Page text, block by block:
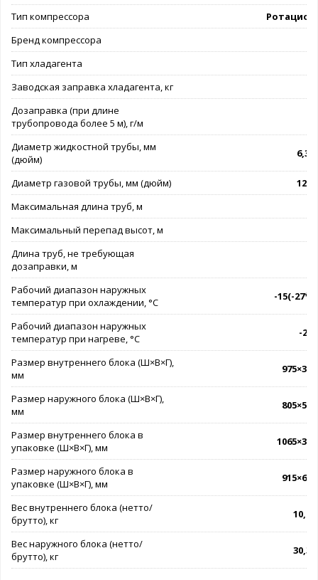
Тип компрессора
Бренд компрессора
Тип хладагента
Заводская заправка хладагента, кг
Дозаправка (при длине
трубопровода более 5 м), г/м
Диаметр жидкостной трубы, мм
(дюйм)
6,35
Диаметр газовой трубы, мм (дюйм)
12,7
Максимальная длина труб, м
Максимальный перепад высот, м
Длина труб, не требующая
дозаправки, м
Рабочий диапазон наружных
температур при охлаждении, °C
-15(-
Рабочий диапазон наружных
температур при нагреве, °C
-
Размер внутреннего блока (Ш×В×Г),
мм
Размер наружного блока (Ш×В×Г),
мм
Размер внутреннего блока в
упаковке (Ш×В×Г), мм
Размер наружного блока в
упаковке (Ш×В×Г), мм
Вес внутреннего блока (нетто/
брутто), кг
10,2
Вес наружного блока (нетто/
брутто), кг
30,3